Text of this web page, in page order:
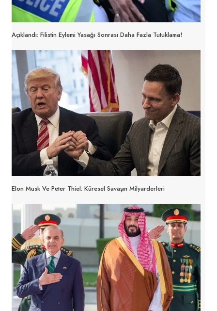
Açıklandı: Filistin Eylemi Yasağı Sonrası Daha Fazla Tutuklama!
Elon Musk Ve Peter Thiel: Küresel Savaşın Milyarderleri